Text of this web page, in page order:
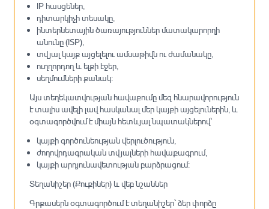
IP հասցեներ,
դիտարկիչի տեսակը,
ինտերնետային ծառայություններ մատակարորղի
անունը (ISP),
տվյալ կայք այցելելու ամսաթիվն ու ժամանակը,
ուղղորդող և ելքի էջեր,
սեղմումների քանակ։
Այս տեղեկատվության հավաքումը մեզ հնարավորություն
է տալիս ավելի լավ հասկանալ մեր կայքի այցելուներին, և
օգտագործվում է միայն հետևյալ նպատակներով՝
կայքի գործունեության վերլուծություն,
ժողովրդագրական տվյալների հավաքագրում,
կայքի արդյունավետության բարձրացում։
Տեղանիշեր (Քուքիներ) և վեբ նշաններ
Գրքասերն օգտագործում է տեղանիշեր՝ ձեր փորձը